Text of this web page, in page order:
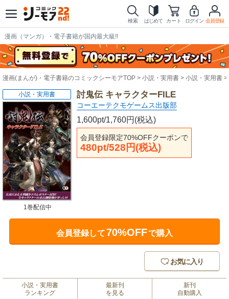
検索 はじめて カート ログイン 会員登録
漫画（マンガ）・電子書籍が国内最大級!!
漫画(まんが)・電子書籍のコミックシーモアTOP 小説・実用書 小説・実用書
討鬼伝 キャラクターFILE
コーエーテクモゲームス出版部
1,600pt/1,760円(税込)
会員登録限定70%OFFクーポンで
480pt/528円(税込)
小説・実用書
1巻配信中
会員登録して70%OFFで購入
お気に入り
小説・実用書
ランキング
最新刊
を見る
新刊
自動購入